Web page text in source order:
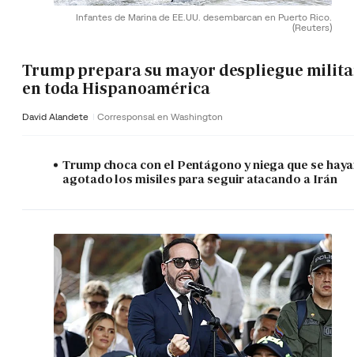
Infantes de Marina de EE.UU. desembarcan en Puerto Rico.
(Reuters)
Trump prepara su mayor despliegue
en toda Hispanoamérica
David Alandete Corresponsal en Washington
Trump choca con el Pentágono y niega que se
agotado los misiles para seguir atacando a Irán